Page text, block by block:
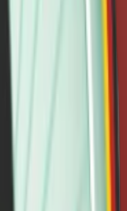
в CS2 10
коллекции The
рынке. Скин
2024 Collection.